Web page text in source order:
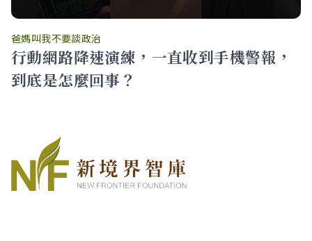
爸媽叫我不要談政治
行動網路降速演練，一直收到手機警報，
到底是怎麼回事？